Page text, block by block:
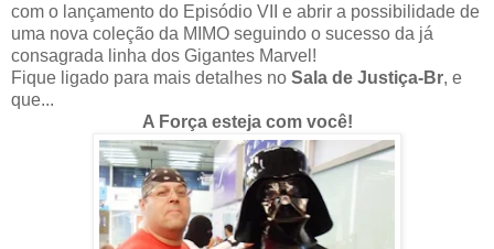
com o lançamento do Episódio VII e abrir a possibilidade de
uma nova coleção da MIMO seguindo o sucesso da já
consagrada linha dos Gigantes Marvel!
Fique ligado para mais detalhes no Sala de Justiça-Br, e
que...
A Força esteja com você!